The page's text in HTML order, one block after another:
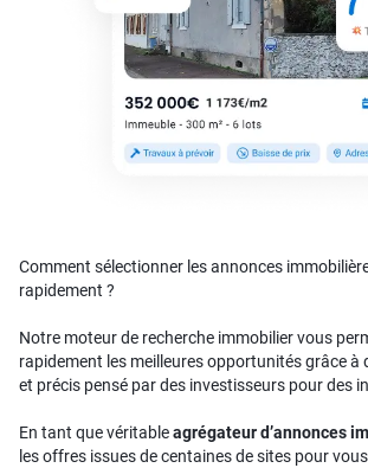
Comment sélectionner les annonces
rapidement ?
Notre moteur de recherche immobilier vous
rapidement les meilleures opportunités grâce à
et précis pensé par des investisseurs pour des
En tant que véritableagrégateur d’annonces
les offres issues de centaines de sites pour